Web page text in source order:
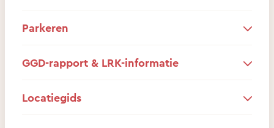
Parkeren
GGD-rapport & LRK-informatie
Locatiegids